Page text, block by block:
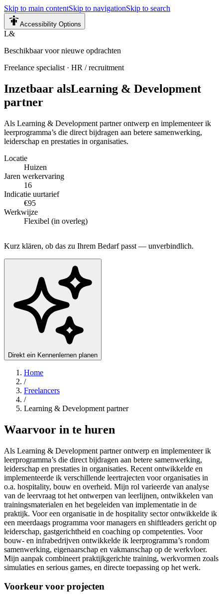
Skip to main contentSkip to navigationSkip to search
Accessibility Options
L&
Beschikbaar voor nieuwe opdrachten
Freelance specialist · HR / recruitment
Inzetbaar alsLearning & Development
partner
Als Learning & Development partner ontwerp en implementeer ik
leerprogramma’s die direct bijdragen aan betere samenwerking,
leiderschap en prestaties in organisaties.
Locatie
Huizen
Jaren werkervaring
16
Indicatie uurtarief
€95
Werkwijze
Flexibel (in overleg)
Kurz klären, ob das zu Ihrem Bedarf passt — unverbindlich.
Direkt ein Kennenlernen planen
Home
/
Freelancers
/
Learning & Development partner
Waarvoor in te huren
Als Learning & Development partner ontwerp en implementeer ik
leerprogramma’s die direct bijdragen aan betere samenwerking,
leiderschap en prestaties in organisaties. Recent ontwikkelde en
implementeerde ik verschillende leertrajecten voor organisaties in
o.a. hospitality, bouw en overheid. Mijn rol varieerde van analyse
van de leervraag tot het ontwerpen van leerlijnen, ontwikkelen van
trainingsmaterialen en het begeleiden van implementatie in de
praktijk. Voor een organisatie in de hospitality sector ontwikkelde ik
een meerdaags programma voor managers en shiftleaders gericht op
leiderschap, gastgerichtheid en coaching op competenties. Voor
bouw- en infrabedrijven ontwikkelde ik leerprogramma’s rondom
samenwerking, eigenaarschap en vakmanschap op de werkvloer.
Mijn aanpak combineert praktijkgerichte training, werkvormen zoals
simulaties en serious games, en directe toepassing op het werk.
Voorkeur voor projecten